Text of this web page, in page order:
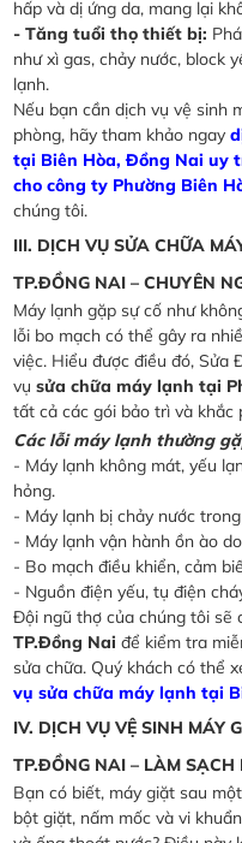
hấp và dị ứng da, mang lại
- Tăng tuổi thọ thiết bị:
như xì gas, chảy nước, block
lạnh.
Nếu bạn cần dịch vụ vệ sinh
phòng, hãy tham khảo ngay
tại Biên Hòa, Đồng Nai uy
cho công ty Phường Biên
chúng tôi.
III. DỊCH VỤ SỬA CHỮA
TP.ĐỒNG NAI – CHUYÊN
Máy lạnh gặp sự cố như
lỗi bo mạch có thể gây ra
việc. Hiểu được điều đó, Sửa
vụsửa chữa máy lạnh tại
tất cả các gói bảo trì và khắc
Các lỗi máy lạnh thường
- Máy lạnh không mát, yếu
hỏng.
- Máy lạnh bị chảy nước
- Máy lạnh vận hành ồn ào
- Bo mạch điều khiển, cảm
- Nguồn điện yếu, tụ điện
Đội ngũ thợ của chúng tôi sẽ
TP.Đồng Nai để kiểm tra
sửa chữa. Quý khách có thể
vụ sửa chữa máy lạnh tại
IV. DỊCH VỤ VỆ SINH MÁY
TP.ĐỒNG NAI – LÀM SẠCH
Bạn có biết, máy giặt sau
bột giặt, nấm mốc và vi